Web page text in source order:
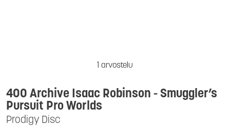
1 arvostelu
Prodigy Disc
400 Archive Isaac Robinson - Smuggler’s
Pursuit Pro Worlds